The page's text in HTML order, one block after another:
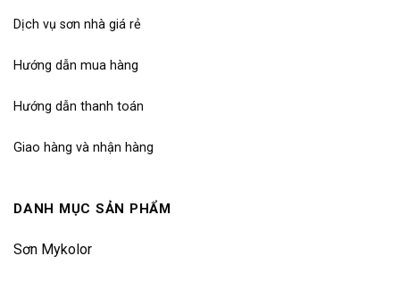
Dịch vụ sơn nhà giá rẻ
Hướng dẫn mua hàng
Hướng dẫn thanh toán
Giao hàng và nhận hàng
DANH MỤC SẢN PHẨM
Sơn Mykolor